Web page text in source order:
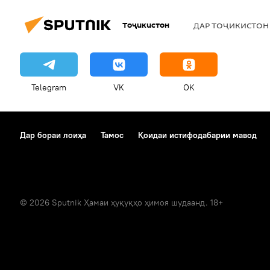
Тоҷикистон ДАР ТОҶИКИСТОН
Telegram VK OK
Дар бораи лоиҳа Тамос Қоидаи истифодабарии мавод
© 2026 Sputnik Ҳамаи ҳуқуқҳо ҳимоя шудаанд. 18+